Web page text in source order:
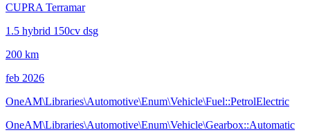
CUPRA Terramar
1.5 hybrid 150cv dsg
200 km
feb 2026
OneAM\Libraries\Automotive\Enum\Vehicle\Fuel::PetrolElectric
OneAM\Libraries\Automotive\Enum\Vehicle\Gearbox::Automatic